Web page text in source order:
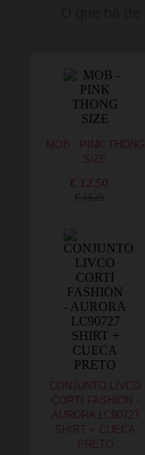
MOB - PINK THONG
SIZE
€ 12,50
€ 13,25
CONJUNTO LIVCO
CORTI FASHION -
AURORA LC90727
SHIRT + CUECA
PRETO